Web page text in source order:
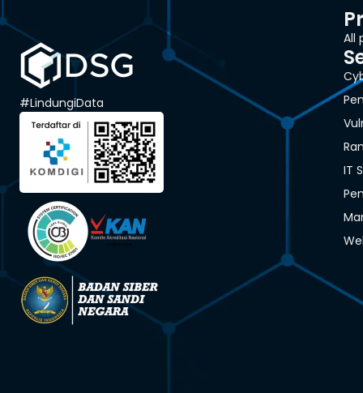
#LindungiData
All
IT